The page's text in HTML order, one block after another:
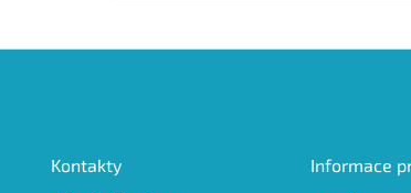
Kontakty Informace